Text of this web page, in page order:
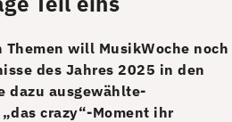
will MusikWoche noch
des Jahres 2025 in den
dazu ausgewählte­
crazy“-Moment ihr